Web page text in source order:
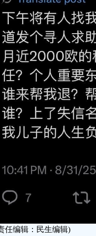
任编辑：民生编辑)